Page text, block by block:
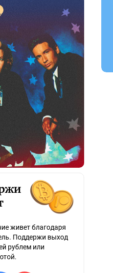
живет благодаря
Поддержи выход
рублем или